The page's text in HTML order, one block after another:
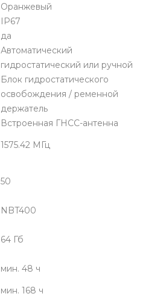
Оранжевый
IP67
да
Автоматический
гидростатический или ручной
Блок гидростатического
освобождения / ременной
держатель
Встроенная ГНСС-антенна
1575.42 МГц
50
NBT400
64 Гб
мин. 48 ч
мин. 168 ч